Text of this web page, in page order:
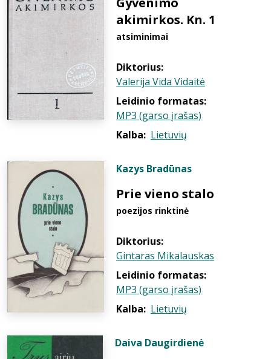
akimirkos. Kn. 1
atsiminimai
Diktorius:
Valerija Vida Vidaitė
Leidinio formatas:
MP3 (garso įrašas)
Kalba: Lietuvių
Kazys Bradūnas
Prie vieno stalo
poezijos rinktinė
Diktorius:
Gintaras Mikalauskas
Leidinio formatas:
MP3 (garso įrašas)
Kalba: Lietuvių
Daiva Daugirdienė